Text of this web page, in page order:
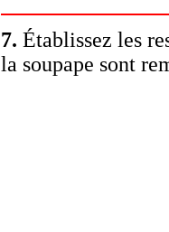
7. Établissez les
la soupape sont